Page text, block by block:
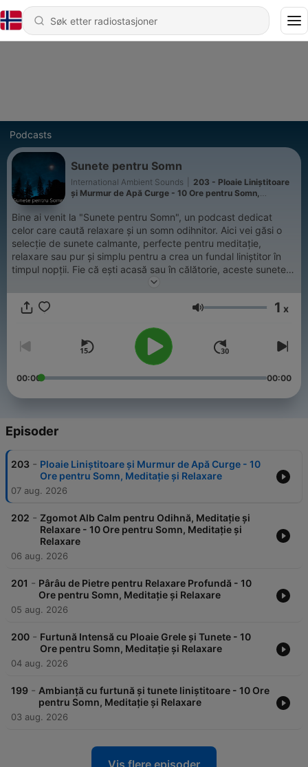
Podcasts
Sunete pentru Somn
International Ambient Sounds
203 - Ploaie Liniștitoare
și Murmur de Apă Curge - 10 Ore pentru Somn,
Bine ai venit la "Sunete pentru Somn", un podcast dedicat
celor care caută relaxare și un somn odihnitor. Aici vei găsi o
selecție de sunete calmante, perfecte pentru meditație,
relaxare sau pur și simplu pentru a crea un fundal liniștitor în
timpul nopții. Fie că ești acasă sau în călătorie, aceste sunete
te vor ajuta să te deconectezi de la stresul zilnic și să îți găsești
naturale care îți vor îmbunătăți calitatea somnului și te vor ajuta
Volum 1 x
00:00 00:00
Episoder
203 - Ploaie Liniștitoare și Murmur de Apă Curge - 10
Ore pentru Somn, Meditație și Relaxare
07 aug. 2026
202 - Zgomot Alb Calm pentru Odihnă, Meditație și
Relaxare - 10 Ore pentru Somn, Meditație și
Relaxare
06 aug. 2026
201 - Pârâu de Pietre pentru Relaxare Profundă - 10
Ore pentru Somn, Meditație și Relaxare
05 aug. 2026
200 - Furtună Intensă cu Ploaie Grele și Tunete - 10
Ore pentru Somn, Meditație și Relaxare
04 aug. 2026
199 - Ambianță cu furtună și tunete liniștitoare - 10 Ore
pentru Somn, Meditație și Relaxare
03 aug. 2026